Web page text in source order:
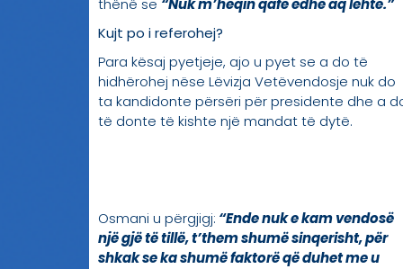
thënë se “Nuk m’heqin qafe edhe aq lehtë.”
Kujt po i referohej?
Para kësaj pyetjeje, ajo u pyet se a do të
hidhërohej nëse Lëvizja Vetëvendosje nuk do
ta kandidonte përsëri për presidente dhe a
të donte të kishte një mandat të dytë.
Osmani u përgjigj: “Ende nuk e kam vendosë
një gjë të tillë, t’them shumë sinqerisht, për
shkak se ka shumë faktorë që duhet me u